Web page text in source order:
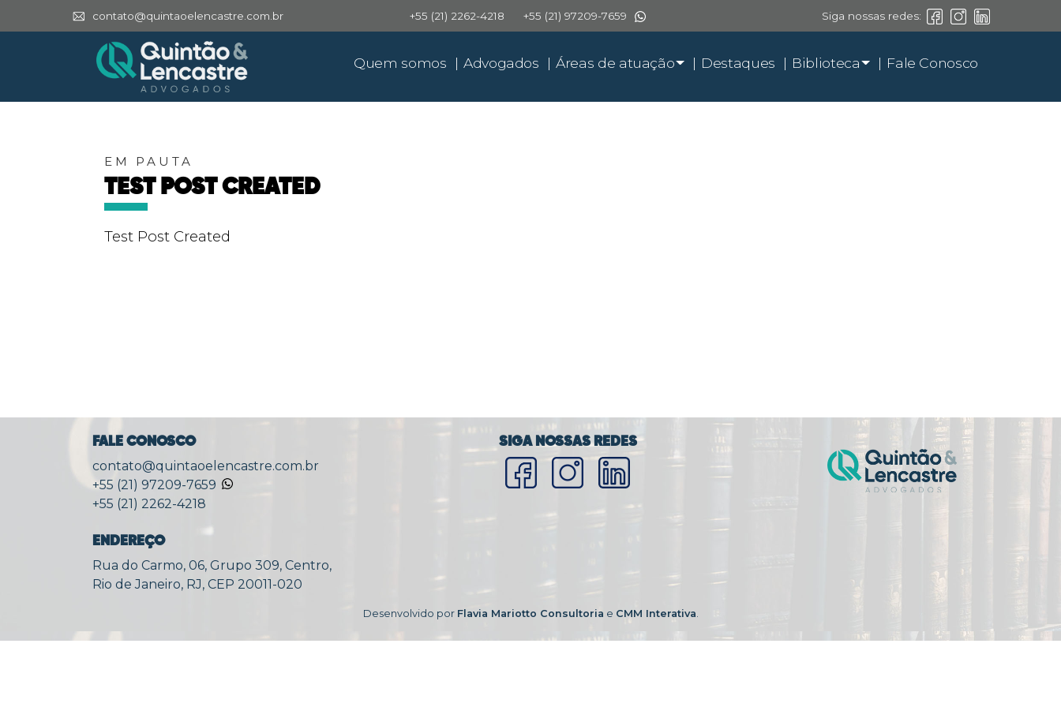
contato@quintaoelencastre.com.br +55 (21) 2262-4218 +55 (21) 97209-7659 Siga nossas redes:
Quem somos Advogados Áreas de atuação Destaques Biblioteca Fale Conosco
EM PAUTA
TEST POST CREATED
Test Post Created
FALE CONOSCO
contato@quintaoelencastre.com.br
+55 (21) 97209-7659
+55 (21) 2262-4218
ENDEREÇO
Rua do Carmo, 06, Grupo 309, Centro,
Rio de Janeiro, RJ, CEP 20011-020
SIGA NOSSAS REDES
Desenvolvido por Flavia Mariotto Consultoria e CMM Interativa.